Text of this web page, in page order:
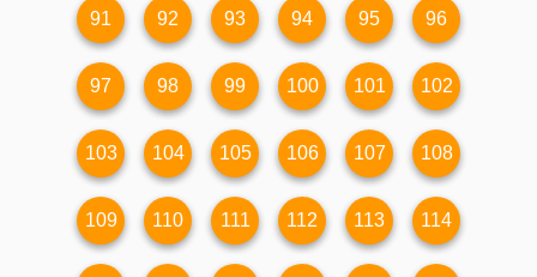
91 92 93 94 95 96
97 98 99 100 101 102
103 104 105 106 107 108
109 110 111 112 113 114